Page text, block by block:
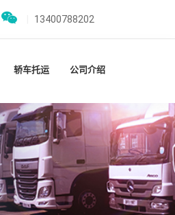
13400788202
轿车托运 公司介绍